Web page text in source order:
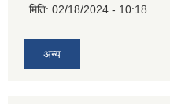
मिति: 02/18/2024 - 10:18
अन्य